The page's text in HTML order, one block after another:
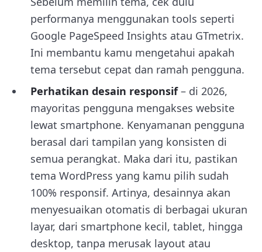
performanya menggunakan tools seperti
Google PageSpeed Insights atau GTmetrix.
Ini membantu kamu mengetahui apakah
tema tersebut cepat dan ramah pengguna.
Perhatikan desain responsif– di 2026,
mayoritas pengguna mengakses website
lewat smartphone. Kenyamanan pengguna
berasal dari tampilan yang konsisten di
semua perangkat. Maka dari itu, pastikan
tema WordPress yang kamu pilih sudah
100% responsif. Artinya, desainnya akan
menyesuaikan otomatis di berbagai ukuran
layar, dari smartphone kecil, tablet, hingga
desktop, tanpa merusak layout atau